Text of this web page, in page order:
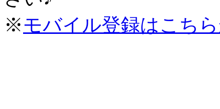
※モバイル登録はこち